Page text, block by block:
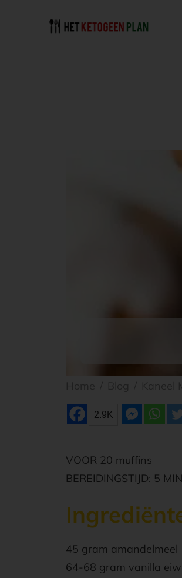
2.9K
VOOR 20 muffins
BEREIDINGSTIJD: 5
45 gram amandelmeel
64-68 gram vanilla